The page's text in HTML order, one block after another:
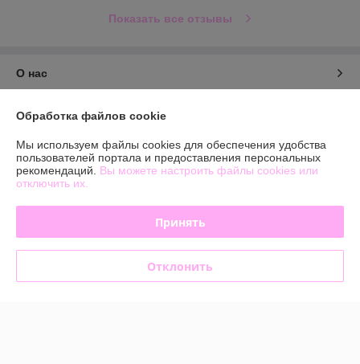
Показать все отзывы
О нас
Контакты
Доставка и оплата
График работы
Политика обработки cookies
Обработка файлов cookie
Мы используем файлы cookies для обеспечения удобства
пользователей портала и предоставления персональных
рекомендаций. Вы можете настроить файлы cookies или
отключить их.
Принять
Отклонить